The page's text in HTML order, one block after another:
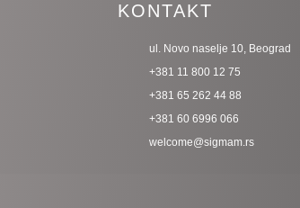
KONTAKT
ul. Novo naselje 10, Beograd
+381 11 800 12 75
+381 65 262 44 88
+381 60 6996 066
welcome@sigmam.rs